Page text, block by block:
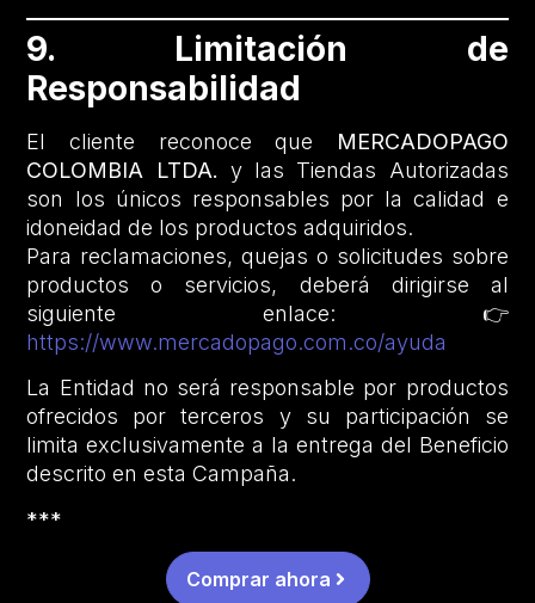
9. Limitación de
Responsabilidad
El cliente reconoce que
MERCADOPAGO
COLOMBIA LTDA. y las Tiendas Autorizadas
son los únicos responsables por la calidad e
idoneidad de los productos adquiridos.
Para reclamaciones, quejas o solicitudes sobre
productos o servicios, deberá dirigirse al
siguiente enlace: 👉
https://www.mercadopago.com.co/ayuda
La Entidad no será responsable por productos
ofrecidos por terceros y su participación se
limita exclusivamente a la entrega del Beneficio
descrito en esta Campaña.
***
Comprar ahora